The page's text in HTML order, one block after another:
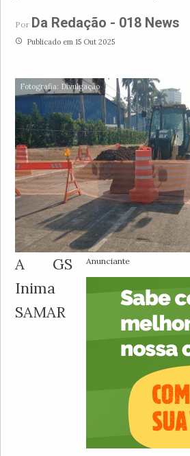
Por Da Redação - 018 News
access_time Publicado em 15 Out 2025
Fotografia: Divulgação
Anunciante
A GS
Inima
SAMAR